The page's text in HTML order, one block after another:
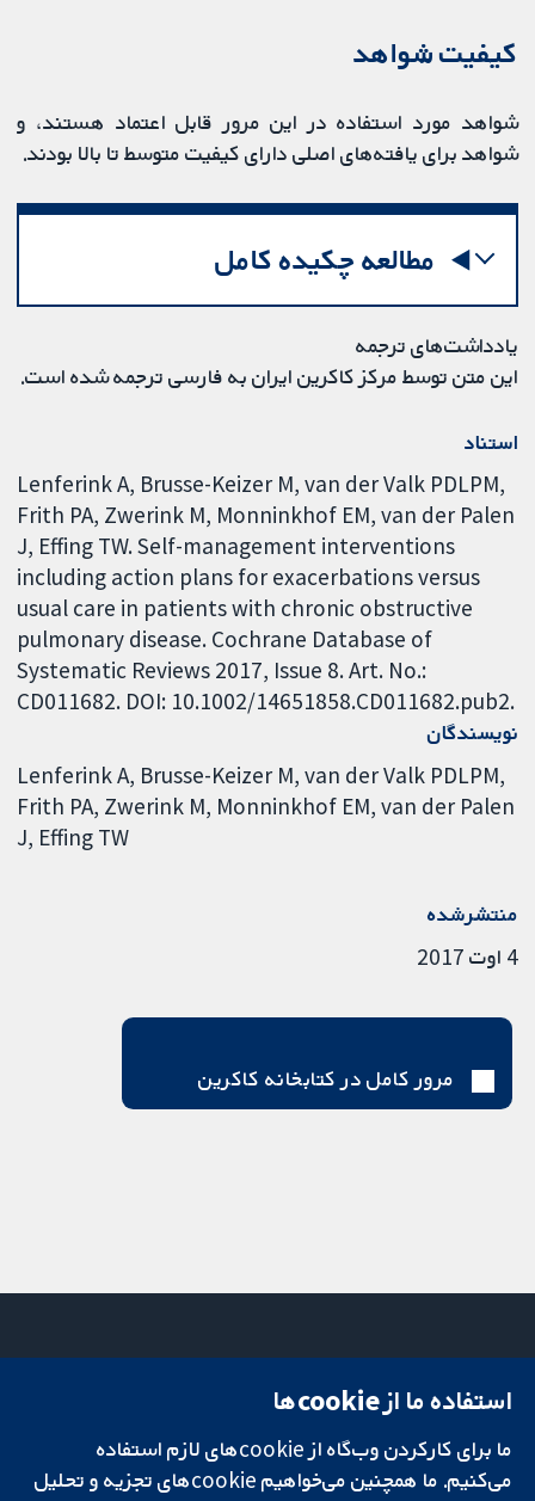
کیفیت شواهد
شواهد مورد استفاده در این مرور قابل اعتماد هستند، و
شواهد برای یافته‌های اصلی دارای کیفیت متوسط تا بالا بودند.
مطالعه چکیده کامل
یادداشت‌های ترجمه
این متن توسط مرکز کاکرین ایران به فارسی ترجمه شده است.
استناد
Lenferink A, Brusse-Keizer M, van der Valk PDLPM,
Frith PA, Zwerink M, Monninkhof EM, van der Palen
J, Effing TW. Self-management interventions
including action plans for exacerbations versus
usual care in patients with chronic obstructive
pulmonary disease. Cochrane Database of
Systematic Reviews 2017, Issue 8. Art. No.:
CD011682. DOI: 10.1002/14651858.CD011682.pub2.
نویسندگان
Lenferink A Brusse-Keizer M van der Valk PDLPM
Frith PA Zwerink M Monninkhof EM van der Palen
J Effing TW
منتشرشده
4 اوت 2017
مرور کامل در کتابخانه کاکرین
تحقیقات قابل
اعتماد.
میدان کاوندیش
لندن
W1G 0AN
دفتر رسانه‌ای
درباره ما
استفاده ما از cookie‌ها
ما برای کارکردن وب‌گاه از cookie‌های لازم استفاده
می‌کنیم. ما همچنین می‌خواهیم cookie‌های تجزیه و تحلیل